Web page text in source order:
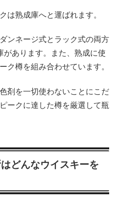
は熟成庫へと運ばれます。
ンネージ式とラック式の両方
があります。また、熟成に使
ク樽を組み合わせています。
剤を一切使わないことにこだ
ークに達した樽を厳選して瓶
どんなウイスキーを